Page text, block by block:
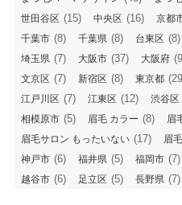
世田谷区 (15) 中央区 (16) 京都
千葉市 (8) 千葉県 (8) 台東区 (8)
埼玉県 (7) 大阪市 (37) 大阪府
文京区 (7) 新宿区 (8) 東京都
江戸川区 (7) 江東区 (12) 渋谷区
相模原市 (5) 眉毛 カラー (8) 眉
眉毛サロン もったいない (17) 眉
神戸市 (6) 福井県 (5) 福岡市 (7)
越谷市 (6) 足立区 (5) 長野県 (7)